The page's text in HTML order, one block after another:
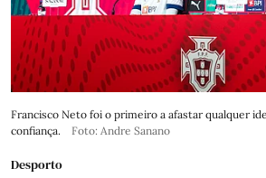
Francisco Neto foi o primeiro a afastar qualquer
confiança.
Foto: Andre Sanano
Desporto